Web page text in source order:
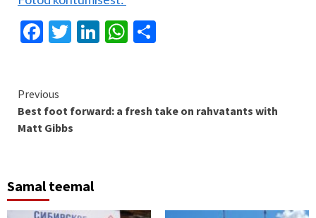
Facebook
Twitter
LinkedIn
WhatsApp
Continue
Reading
Previous
Best foot forward: a fresh take on rahvatants with
Matt Gibbs
Samal teemal